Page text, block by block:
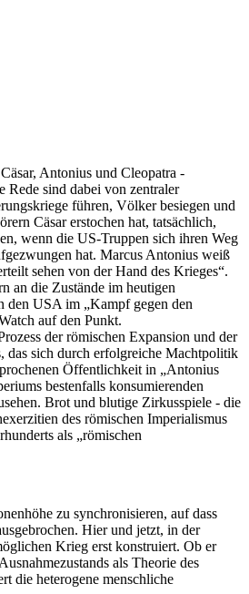
Antonius und Cleopatra -
sind dabei von zentraler
führen, Völker besiegen und
Cäsar erstochen hat, tatsächlich,
wenn die US-Truppen sich ihren Weg
hat. Marcus Antonius weiß
sehen von der Hand des Krieges“.
an die Zustände im heutigen
den USA im „Kampf gegen den
auf den Punkt.
der römischen Expansion und der
das sich durch erfolgreiche Machtpolitik
Öffentlichkeit in „Antonius
bestenfalls konsumierenden
Brot und blutige Zirkusspiele - die
des römischen Imperialismus
als „römischen
zu synchronisieren, auf dass
Hier und jetzt, in der
Krieg erst konstruiert. Ob er
als Theorie des
die heterogene menschliche